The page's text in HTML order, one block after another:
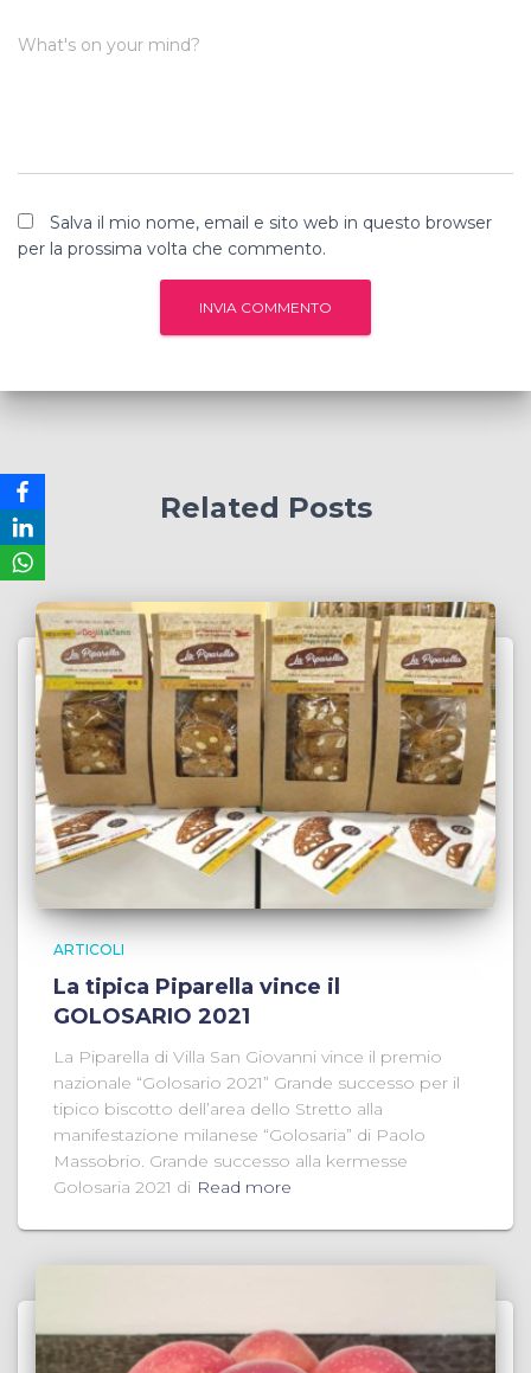
What's on your mind?
Salva il mio nome, email e sito web in questo browser
per la prossima volta che commento.
Related Posts
ARTICOLI
La tipica Piparella vince il
GOLOSARIO 2021
La Piparella di Villa San Giovanni vince il premio
nazionale “Golosario 2021” Grande successo per il
tipico biscotto dell’area dello Stretto alla
manifestazione milanese “Golosaria” di Paolo
Massobrio. Grande successo alla kermesse
Golosaria 2021 di Read more